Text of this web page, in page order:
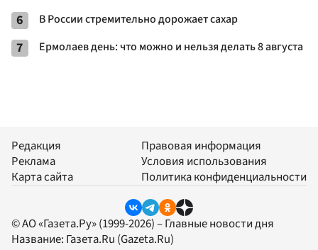
6 В России стремительно дорожает сахар
7 Ермолаев день: что можно и нельзя делать 8 августа
Редакция
Реклама
Карта сайта
Правовая информация
Условия использования
Политика конфиденциальности
© АО «Газета.Ру» (1999-2026) – Главные новости дня
Название: Газета.Ru (Gazeta.Ru)